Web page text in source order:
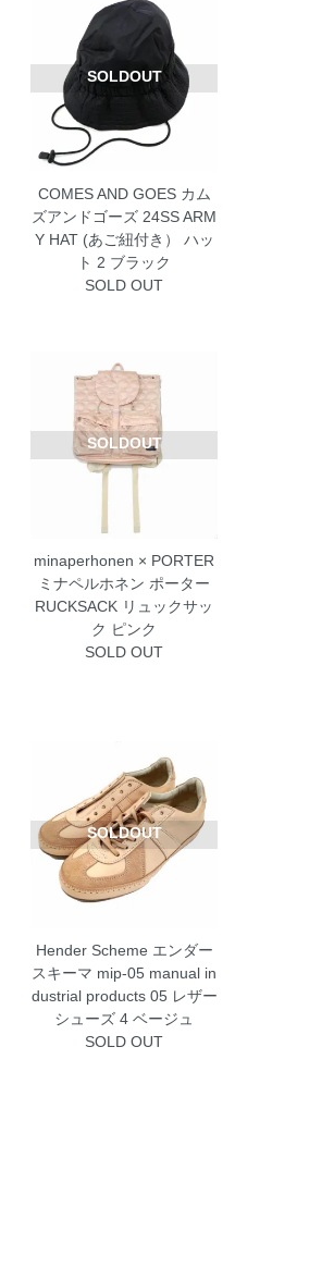
SOLDOUT
COMES AND GOES カム
ズアンドゴーズ 24SS ARM
Y HAT (あご紐付き） ハッ
ト 2 ブラック
SOLD OUT
SOLDOUT
minaperhonen × PORTER
ミナペルホネン ポーター
RUCKSACK リュックサッ
ク ピンク
SOLD OUT
SOLDOUT
Hender Scheme エンダー
スキーマ mip-05 manual in
dustrial products 05 レザー
シューズ 4 ベージュ
SOLD OUT